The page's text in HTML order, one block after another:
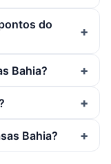
do
Bahia?
Bahia?